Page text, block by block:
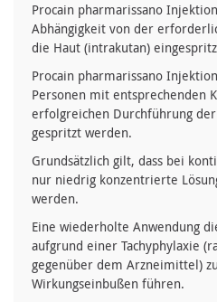
Procain pharmarissano
Abhängigkeit von der
die Haut (intrakutan)
Procain pharmarissano
Personen mit entsprechenden
erfolgreichen Durchführung
gespritzt werden.
Grundsätzlich gilt, dass bei
nur niedrig konzentrierte
werden.
Eine wiederholte Anwendung
aufgrund einer Tachyphylaxie
gegenüber dem Arzneimittel)
Wirkungseinbußen führen.